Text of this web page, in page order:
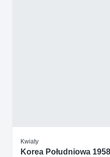
Kwiaty
Korea Południowa